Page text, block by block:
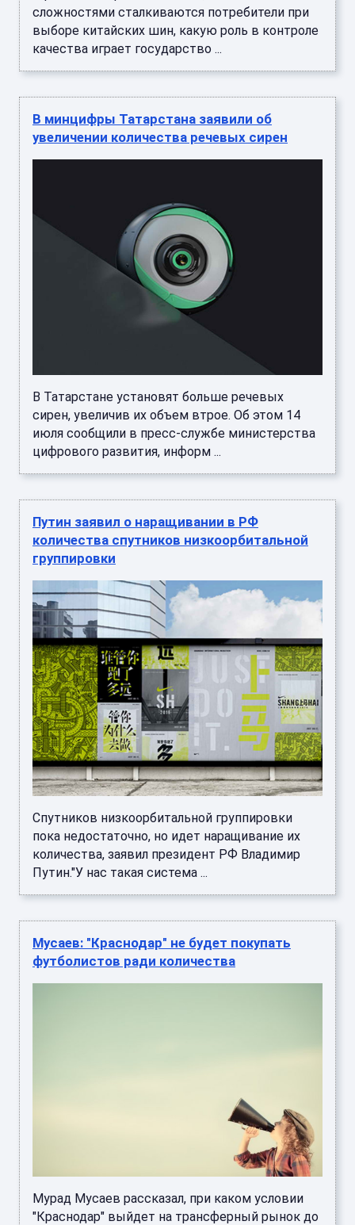
сложностями сталкиваются потребители при
выборе китайских шин, какую роль в контроле
качества играет государство ...
В минцифры Татарстана заявили об
увеличении количества речевых сирен
В Татарстане установят больше речевых
сирен, увеличив их объем втрое. Об этом 14
июля сообщили в пресс-службе министерства
цифрового развития, информ ...
Путин заявил о наращивании в РФ
количества спутников низкоорбитальной
группировки
Спутников низкоорбитальной группировки
пока недостаточно, но идет наращивание их
количества, заявил президент РФ Владимир
Путин."У нас такая система ...
Мусаев: "Краснодар" не будет покупать
футболистов ради количества
Мурад Мусаев рассказал, при каком условии
"Краснодар" выйдет на трансферный рынок до